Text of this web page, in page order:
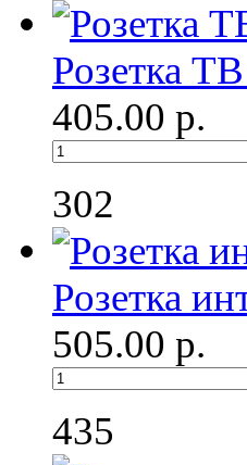
Розетка
405.00 р.
302
Розетка
505.00 р.
435